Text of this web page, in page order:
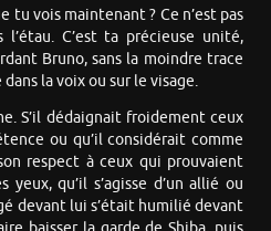
tu vois maintenant ? Ce n’est pas
l’étau. C’est ta précieuse unité,
Bruno, sans la moindre trace
la voix ou sur le visage.
S’il dédaignait froidement ceux
ou qu’il considérait comme
respect à ceux qui prouvaient
qu’il s’agisse d’un allié ou
devant lui s’était humilié devant